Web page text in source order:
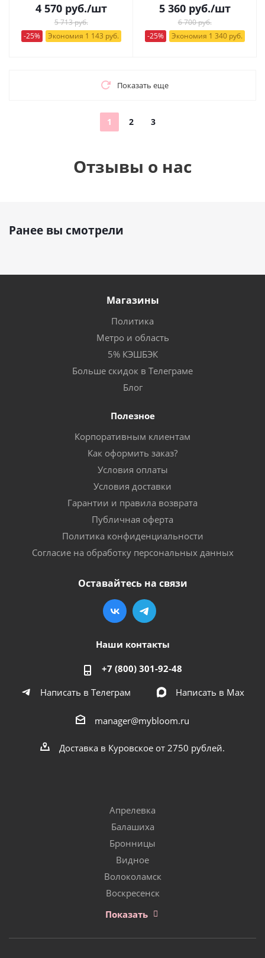
4 570руб./шт
5 713 руб.
-25%
Экономия 1 143 руб.
5 360руб./шт
6 700 руб.
-25%
Экономия 1 340 руб.
Показать еще
1 2 3
Отзывы о нас
Ранее вы смотрели
Магазины
Политика
Метро и область
5% КЭШБЭК
Больше скидок в Телеграме
Блог
Полезное
Корпоративным клиентам
Как оформить заказ?
Условия оплаты
Условия доставки
Гарантии и правила возврата
Публичная оферта
Политика конфиденциальности
Согласие на обработку персональных данных
Оставайтесь на связи
Наши контакты
+7 (800) 301-92-48
Написать в Телеграм
Написать в Мах
manager@mybloom.ru
Доставка в Куровское от 2750 рублей.
Апрелевка
Балашиха
Бронницы
Видное
Волоколамск
Воскресенск
Показать